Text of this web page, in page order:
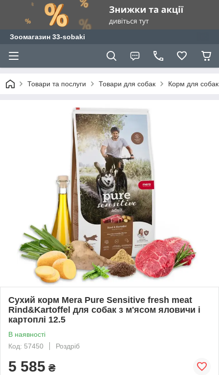
Зоомагазин 33-sobaki
Товари та послуги Товари для собак Корм для собак
Сухий корм Mera Pure Sensitive fresh meat
Rind&Kartoffel для собак з м'ясом яловичи і
картоплі 12.5
В наявності
Код: 57450
Роздріб
5 585 ₴